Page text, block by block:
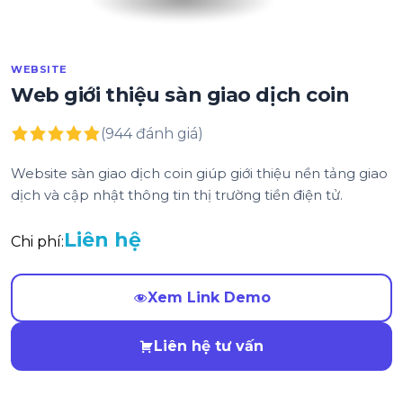
WEBSITE
Web giới thiệu sàn giao dịch coin
(944 đánh giá)
Website sàn giao dịch coin giúp giới thiệu nền tảng giao
dịch và cập nhật thông tin thị trường tiền điện tử.
Chi phí:Liên hệ
Xem Link Demo
Liên hệ tư vấn